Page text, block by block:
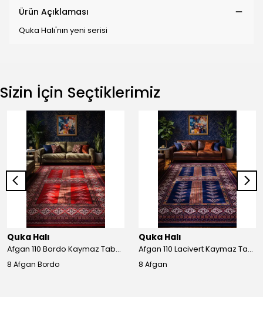
Ürün Açıklaması
Quka Halı'nın yeni serisi
Sizin İçin Seçtiklerimiz
Quka Halı
Afgan 110 Bordo Kaymaz Tabanlı Yıkanabilir Afgan Halısı
8 Afgan Bordo
Quka Halı
Afgan 110 Lacivert Kaymaz Tabanlı Yıkanabilir Afgan Halısı
8 Afgan